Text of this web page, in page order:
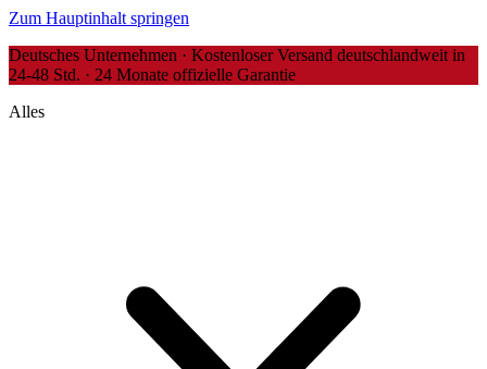
Zum Hauptinhalt springen
Deutsches Unternehmen · Kostenloser Versand deutschlandweit in
24-48 Std. · 24 Monate offizielle Garantie
Alles